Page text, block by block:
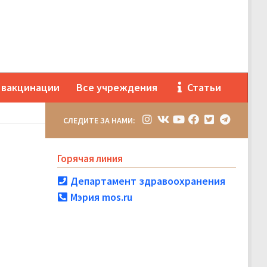
Все учреждения Статьи
СЛЕДИТЕ ЗА НАМИ:
Горячая линия
Департамент здравоохранения
Мэрия mos.ru